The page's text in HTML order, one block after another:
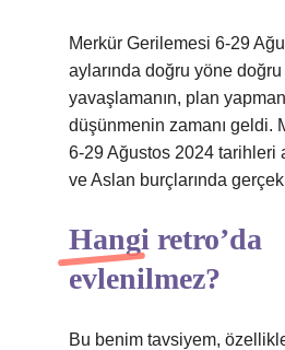
Merkür Gerilemesi 6-29
aylarında doğru yöne
yavaşlamanın, plan
düşünmenin zamanı geldi.
6-29 Ağustos 2024 tarihleri
ve Aslan burçlarında
Hangi retro’da
evlenilmez?
Bu benim tavsiyem,